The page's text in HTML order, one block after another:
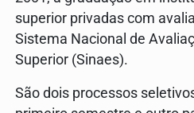
superior privadas com
Sistema Nacional de
Superior (Sinaes).
São dois processos